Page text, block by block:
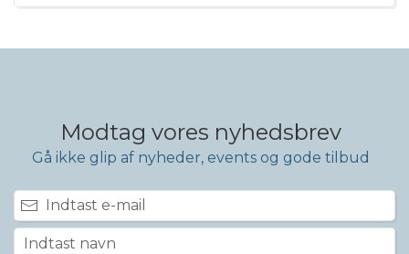
Modtag vores nyhedsbrev
Gå ikke glip af nyheder, events og gode tilbud